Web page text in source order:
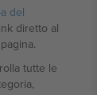
del
diretto al
tutte le